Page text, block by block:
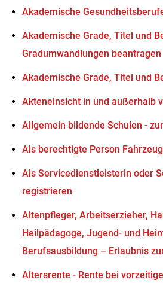
Akademische
Akademische Grade, Titel und
Gradumwandlungen beantragen
Akademische Grade, Titel und
Akteneinsicht in und außerhalb
Allgemein bildende Schulen -
Als berechtigte Person
Als Servicedienstleisterin oder
registrieren
Altenpfleger, Arbeitserzieher,
Heilpädagoge, Jugend- und
Berufsausbildung – Erlaubnis
Altersrente - Rente bei